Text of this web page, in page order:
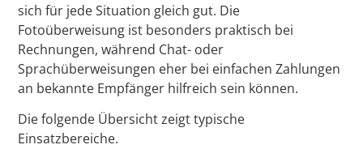
sich für jede Situation gleich gut. Die
Fotoüberweisung ist besonders praktisch bei
Rechnungen, während Chat- oder
Sprachüberweisungen eher bei einfachen Zahlungen
an bekannte Empfänger hilfreich sein können.
Die folgende Übersicht zeigt typische
Einsatzbereiche.